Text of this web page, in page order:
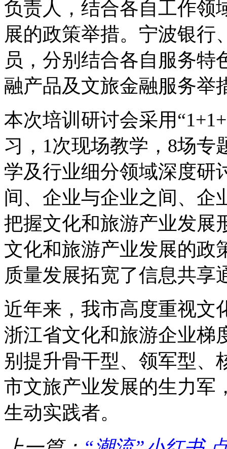
负责人，结合各自工作领
展的政策举措。宁波银行
员，分别结合各自服务特
融产品及文旅金融服务举
本次培训研讨会采用
习，1次现场教学，8场专
学及行业细分领域深度研
间、企业与企业之间、企
把握文化和旅游产业发展
文化和旅游产业发展的政
质量发展拓宽了信息共享
近年来，我市高度重视文
浙江省文化和旅游企业梯
别提升骨干型、领军型、
市文旅产业发展的生力军
生动实践者。